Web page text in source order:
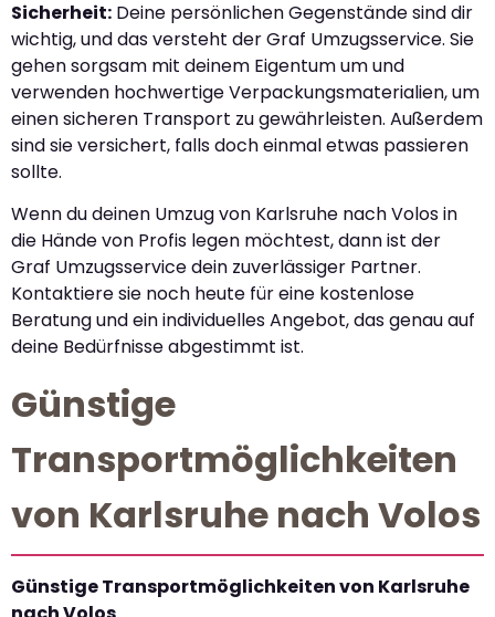
Sicherheit: Deine persönlichen Gegenstände sind dir
wichtig, und das versteht der Graf Umzugsservice. Sie
gehen sorgsam mit deinem Eigentum um und
verwenden hochwertige Verpackungsmaterialien, um
einen sicheren Transport zu gewährleisten. Außerdem
sind sie versichert, falls doch einmal etwas passieren
sollte.
Wenn du deinen Umzug von Karlsruhe nach Volos in
die Hände von Profis legen möchtest, dann ist der
Graf Umzugsservice dein zuverlässiger Partner.
Kontaktiere sie noch heute für eine kostenlose
Beratung und ein individuelles Angebot, das genau auf
deine Bedürfnisse abgestimmt ist.
Günstige
Transportmöglichkeiten
von Karlsruhe nach Volos
Günstige Transportmöglichkeiten von Karlsruhe